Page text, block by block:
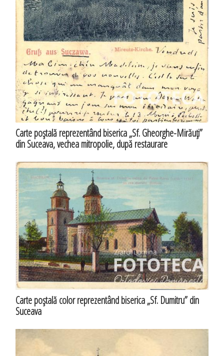
Carte poştală reprezentând biserica „Sf. Gheorghe-Mirăuţi”
din Suceava, vechea mitropolie, după restaurare
Carte poştală color reprezentând biserica „Sf. Dumitru” din
Suceava